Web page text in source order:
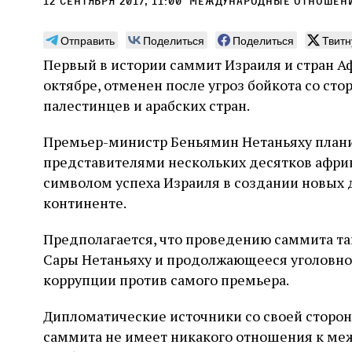
Отправить Поделиться Поделиться
Первый в истории саммит Израиля и стран
октябре, отменен после угроз бойкота со
палестинцев и арабских стран.
Премьер-министр Беньямин Нетаньяху
представителями нескольких десятков
символом успеха Израиля в создании новых
континенте.
Предполагается, что проведению саммита
Сары Нетаньяху и продолжающееся
коррупции против самого премьера.
Дипломатические источники со своей
саммита не имеет никакого отношения к
Лягушки, да вдобавок
вши — ой‑ой‑ой!
Стивен Вейцман рассказывает о том, как
начиная с древности и вплоть до недавней
истории Голливуда люди истолковывали,
переосмысляли и подгоняли под свои
политические цели череду Б‑жьих кар,
которые обрушились на Египет под властью
фараона
2 августа
Халперн. Перевод с английского Светланы
Силаковой
и